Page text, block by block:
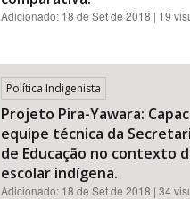
Adicionado: 18 de Set de 2018 | 19
Política Indigenista
Projeto Pira-Yawara:
equipe técnica da
de Educação no contexto
escolar indígena.
Adicionado: 18 de Set de 2018 | 34